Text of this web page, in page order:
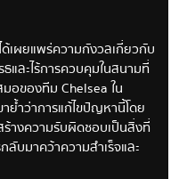
เผยแพร่ความกังวลเกี่ยวกับ
และไร้การควบคุมในสนามที่
อของทีม Chelsea ใน
ย้ำว่าการแก้ไขปัญหานี้โดย
างความรับผิดชอบเป็นสิ่งที่
บมาคว้าความสำเร็จและ